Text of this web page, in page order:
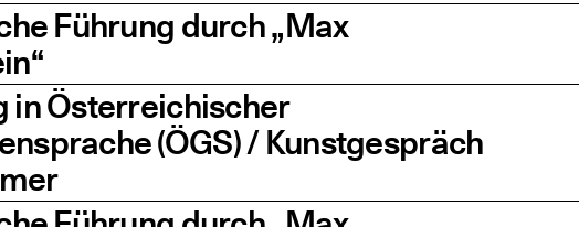
Füh­rung durch„Max
in Öster­rei­chi­scher
(ÖGS) / Kunst­ge­spräch